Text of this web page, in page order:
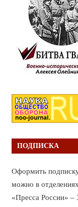
ПОДПИСКА
Оформить
можно в
«Пресса России» –